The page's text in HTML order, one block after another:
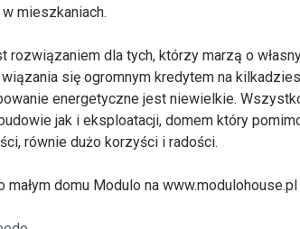
mieszkaniach.
rozwiązaniem dla tych, którzy marzą o
się ogromnym kredytem na
energetyczne jest niewielkie.
jak i eksploatacji, domem który
równie dużo korzyści i radości.
małym domu Modulo na www.modulohouse.pl